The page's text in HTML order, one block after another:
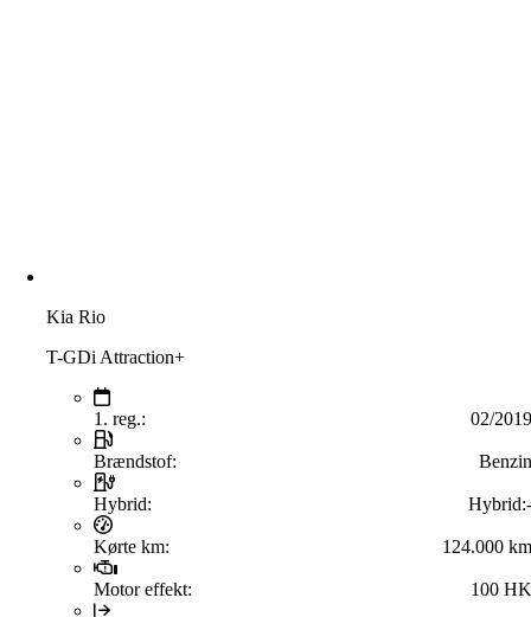
Kia Rio
T-GDi Attraction+
1. reg.: 02/2019
Brændstof: Benzin
Hybrid: Hybrid:-
Kørte km: 124.000 km
Motor effekt: 100 HK